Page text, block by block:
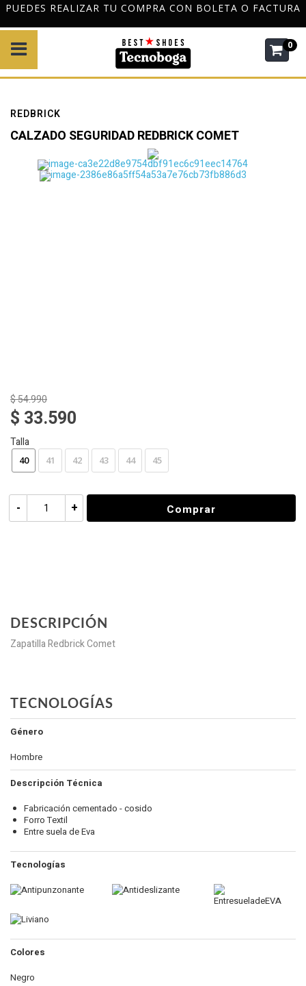
PUEDES REALIZAR TU COMPRA CON BOLETA O FACTURA
0
REDBRICK
CALZADO SEGURIDAD REDBRICK COMET
$ 54.990
$ 33.590
Talla
40 41 42 43 44 45
+
- Comprar
DESCRIPCIÓN
Zapatilla Redbrick Comet
TECNOLOGÍAS
Género
Hombre
Descripción Técnica
Fabricación cementado - cosido
Forro Textil
Entre suela de Eva
Tecnologías
Colores
Negro